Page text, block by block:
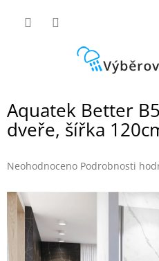
Aquatek Better
dveře, šířka
Průměrné
produktu
0,0
z
5
hvězdiček.
Neohodnoceno Podrobnosti